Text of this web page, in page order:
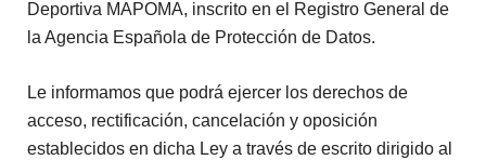
Deportiva MAPOMA, inscrito en el Registro General de
la Agencia Española de Protección de Datos.
Le informamos que podrá ejercer los derechos de
acceso, rectificación, cancelación y oposición
establecidos en dicha Ley a través de escrito dirigido al